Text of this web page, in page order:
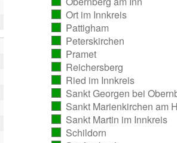
ausgezählt)
ausgezählt)
Ort im Innkreis
ausgezählt)
Pattigham
ausgezählt)
Peterskirchen
ausgezählt)
Pramet
ausgezählt)
Reichersberg
ausgezählt)
Ried im Innkreis
ausgezählt)
Sankt Georgen bei
ausgezählt)
Sankt Marienkirchen am
ausgezählt)
Sankt Martin im Innkreis
ausgezählt)
Schildorn